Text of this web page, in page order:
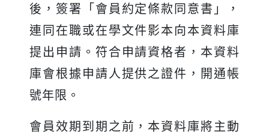
後，簽署「會員約定條款同意書」，
連同在職或在學文件影本向本資料庫
提出申請。符合申請資格者，本資料
庫會根據申請人提供之證件，開通帳
號年限。
會員效期到期之前，本資料庫將主動